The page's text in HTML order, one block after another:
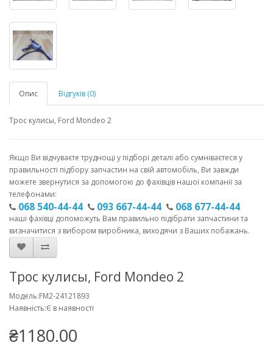
Опис Відгуків (0)
Трос кулисы, Ford Mondeo 2
Якщо Ви відчуваєте труднощі у підборі деталі або сумніваєтеся у
правильності підбору запчастин на свій автомобіль, Ви завжди
можете звернутися за допомогою до фахівців нашої компанії за
телефонами:
068 540-44-44 093 667-44-44 068 677-44-44
наші фахівці допоможуть Вам правильно підібрати запчастини та
визначитися з вибором виробника, виходячи з Ваших побажань.
Трос кулисы, Ford Mondeo 2
Модель:FM2-24121893
Наявність:Є в наявності
₴1180.00